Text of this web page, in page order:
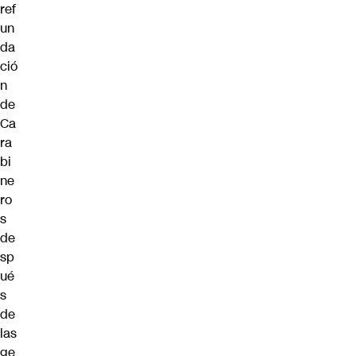
ref
un
da
ció
n
de
Ca
ra
bi
ne
ro
s
de
sp
ué
s
de
las
ge